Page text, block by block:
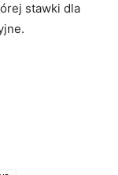
stawki dla